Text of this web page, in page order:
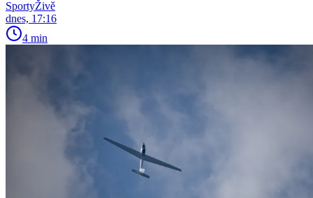
SportyŽivě
dnes, 17:16
4 min